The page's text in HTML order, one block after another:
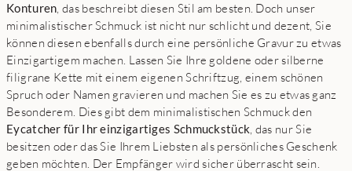
Konturen , das beschreibt diesen Stil am besten. Doch unser
minimalistischer Schmuck ist nicht nur schlicht und dezent, Sie
können diesen ebenfalls durch eine persönliche Gravur zu etwas
Einzigartigem machen. Lassen Sie Ihre goldene oder silberne
filigrane Kette mit einem eigenen Schriftzug, einem schönen
Spruch oder Namen gravieren und machen Sie es zu etwas ganz
Besonderem. Dies gibt dem minimalistischen Schmuck den
Eycatcher für Ihr einzigartiges Schmuckstück , das nur Sie
besitzen oder das Sie Ihrem Liebsten als persönliches Geschenk
geben möchten. Der Empfänger wird sicher überrascht sein.